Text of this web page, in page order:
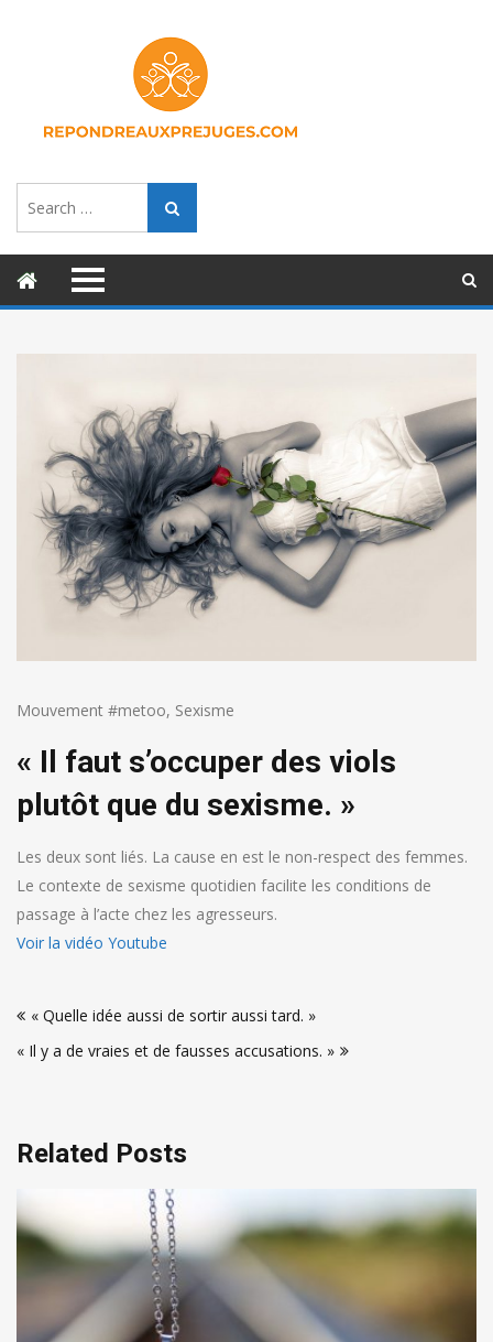
for:
Search
Mouvement #metoo, Sexisme
« Il faut s’occuper des viols
plutôt que du sexisme. »
Les deux sont liés. La cause en est le non-respect des femmes.
Le contexte de sexisme quotidien facilite les conditions de
passage à l’acte chez les agresseurs.
Voir la vidéo Youtube
de
l’article
« Quelle idée aussi de sortir aussi tard. »
« Il y a de vraies et de fausses accusations. »
Related Posts